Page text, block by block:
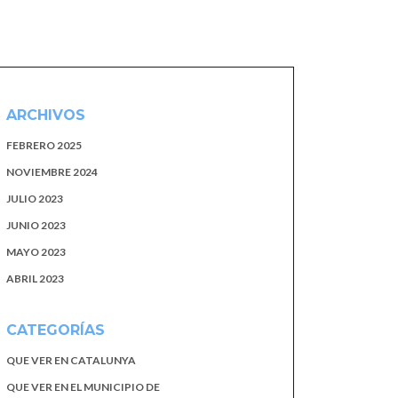
ARCHIVOS
FEBRERO 2025
NOVIEMBRE 2024
JULIO 2023
JUNIO 2023
MAYO 2023
ABRIL 2023
CATEGORÍAS
QUE VER EN CATALUNYA
QUE VER EN EL MUNICIPIO DE